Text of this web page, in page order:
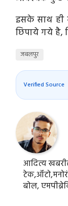
इसके साथ ही
छिपाये गये है,
जबलपुर
Verified Source
आदित्य
बोल,